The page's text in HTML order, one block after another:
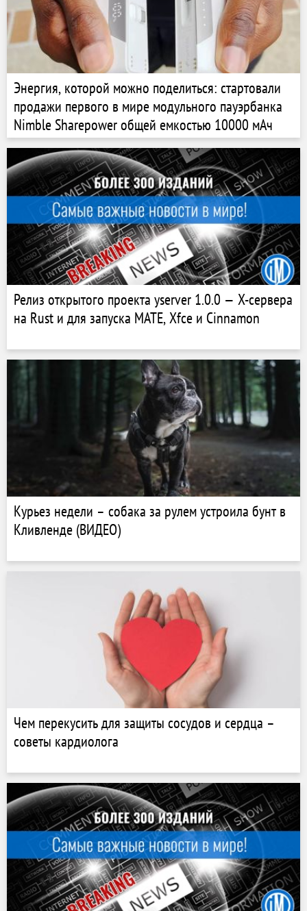
Энергия, которой можно поделиться: стартовали
продажи первого в мире модульного пауэрбанка
Nimble Sharepower общей емкостью 10000 мАч
Релиз открытого проекта yserver 1.0.0 — X-сервера
на Rust и для запуска MATE, Xfce и Cinnamon
Курьез недели – собака за рулем устроила бунт в
Кливленде (ВИДЕО)
Чем перекусить для защиты сосудов и сердца –
советы кардиолога